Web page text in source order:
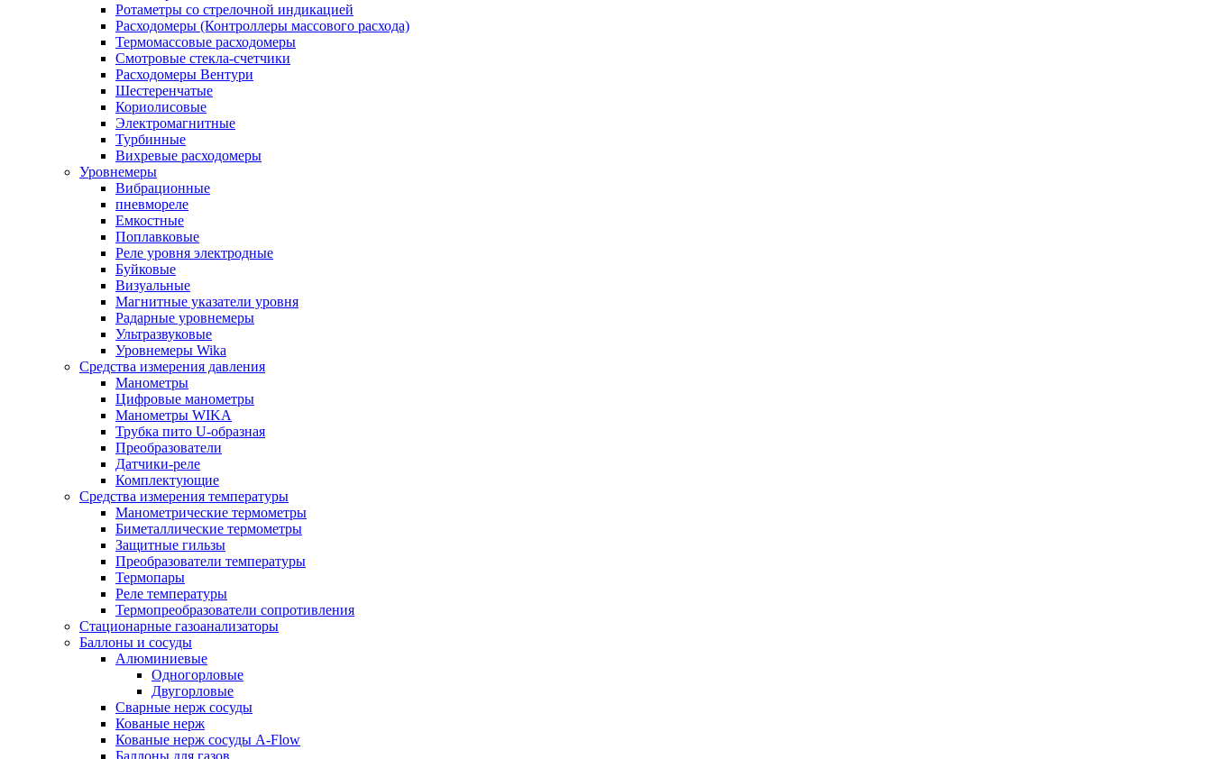
Ротаметры со стрелочной индикацией
Расходомеры (Контроллеры массового расхода)
Термомассовые расходомеры
Смотровые стекла-счетчики
Расходомеры Вентури
Шестеренчатые
Кориолисовые
Электромагнитные
Турбинные
Вихревые расходомеры
Уровнемеры
Вибрационные
пневмореле
Емкостные
Поплавковые
Реле уровня электродные
Буйковые
Визуальные
Магнитные указатели уровня
Радарные уровнемеры
Ультразвуковые
Уровнемеры Wika
Средства измерения давления
Манометры
Цифровые манометры
Манометры WIKA
Трубка пито U-образная
Преобразователи
Датчики-реле
Комплектующие
Средства измерения температуры
Манометрические термометры
Биметаллические термометры
Защитные гильзы
Преобразователи температуры
Термопары
Реле температуры
Термопреобразователи сопротивления
Стационарные газоанализаторы
Баллоны и сосуды
Алюминиевые
Одногорловые
Двугорловые
Сварные нерж сосуды
Кованые нерж
Кованые нерж сосуды A-Flow
Баллоны для газов